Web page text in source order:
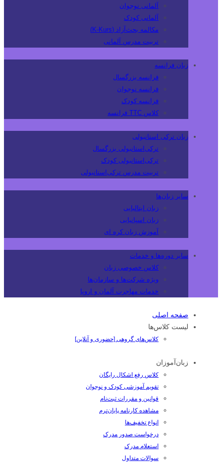
آلمانی نوجوان
آلمانی کودک
مکالمه بحث‌آزاد (K-Kurs)
تربیت مدرس آلمانی
زبان فرانسه
فرانسه بزرگسال
فرانسه نوجوان
فرانسه کودک
کلاس TTC فرانسه
زبان ترکی استانبولی
ترکی‌استانبولی بزرگسال
ترکی‌استانبولی کودک
تربیت مدرس ترکی‌استانبولی
سایر زبان‌ها
زبان ایتالیایی
زبان اسپانیایی
آموزش زبان کره ای
سایر دوره‌ها و خدمات
کلاس خصوصی زبان
ویژه شرکت‌ها و سازمان‌ها
خدمات مهاجرت آلمان و اروپا
صفحه اصلی
لیست کلاس‌ها
کلاس‌های گروهی [حضوری و آنلاین]
زبان‌آموزان
کلاس رفع اشکال رایگان
تقویم آموزشی کودک و نوجوان
قوانین و مقررات ثبت‌نام
مشاهده کارنامه پایان‌ترم
انواع تخفیف‌ها
درخواست صدور مدرک
استعلام مدرک
سوالات متداول